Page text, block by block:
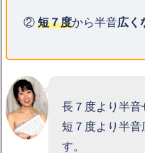
② 短７度から半音広く
長７度より半音
短７度より半音
す。